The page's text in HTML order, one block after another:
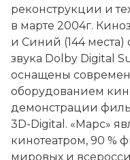
реконструкции и
в марте 2004г.
и Синий (144
звука Dolby Digital
оснащены
оборудованием
демонстрации
3D-Digital. «Марс»
кинотеатром, 90 %
мировых и